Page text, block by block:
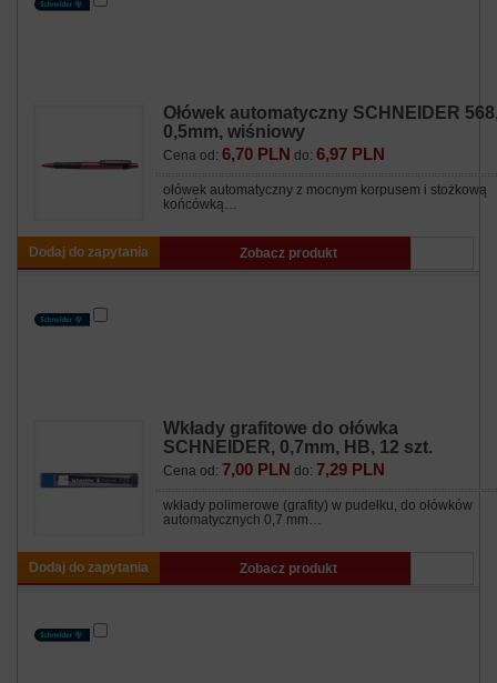
Ołówek automatyczny SCHNEIDER
0,5mm, wiśniowy
Cena od: 6,70 PLN do: 6,97 PLN
ołówek automatyczny z mocnym korpusem i stożkową
końcówką…
Dodaj do zapytania Zobacz produkt
Wkłady grafitowe do ołówka
SCHNEIDER, 0,7mm, HB, 12 szt.
Cena od: 7,00 PLN do: 7,29 PLN
wkłady polimerowe (grafity) w pudełku, do ołówków
automatycznych 0,7 mm…
Dodaj do zapytania Zobacz produkt